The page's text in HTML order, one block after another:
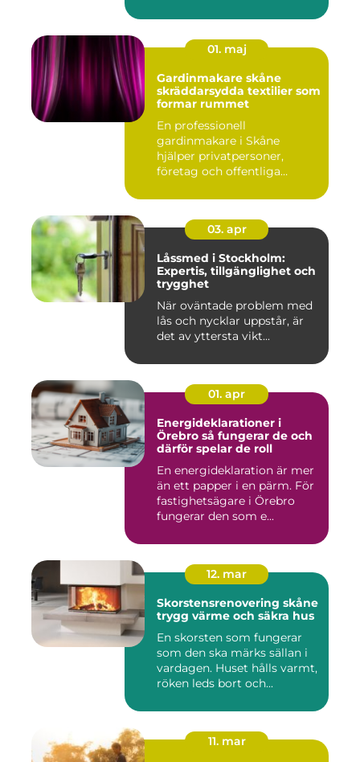
01. maj
Gardinmakare skåne
skräddarsydda textilier som
formar rummet
En professionell
gardinmakare i Skåne
hjälper privatpersoner,
företag och offentliga
03. apr
Låssmed i Stockholm:
Expertis, tillgänglighet och
trygghet
När oväntade problem med
lås och nycklar uppstår, är
det av yttersta vikt...
01. apr
Energideklarationer i
Örebro så fungerar de och
därför spelar de roll
En energideklaration är mer
än ett papper i en pärm. För
fastighetsägare i Örebro
fungerar den som e...
12. mar
Skorstensrenovering skåne
trygg värme och säkra hus
En skorsten som fungerar
som den ska märks sällan i
vardagen. Huset hålls varmt,
röken leds bort och...
11. mar